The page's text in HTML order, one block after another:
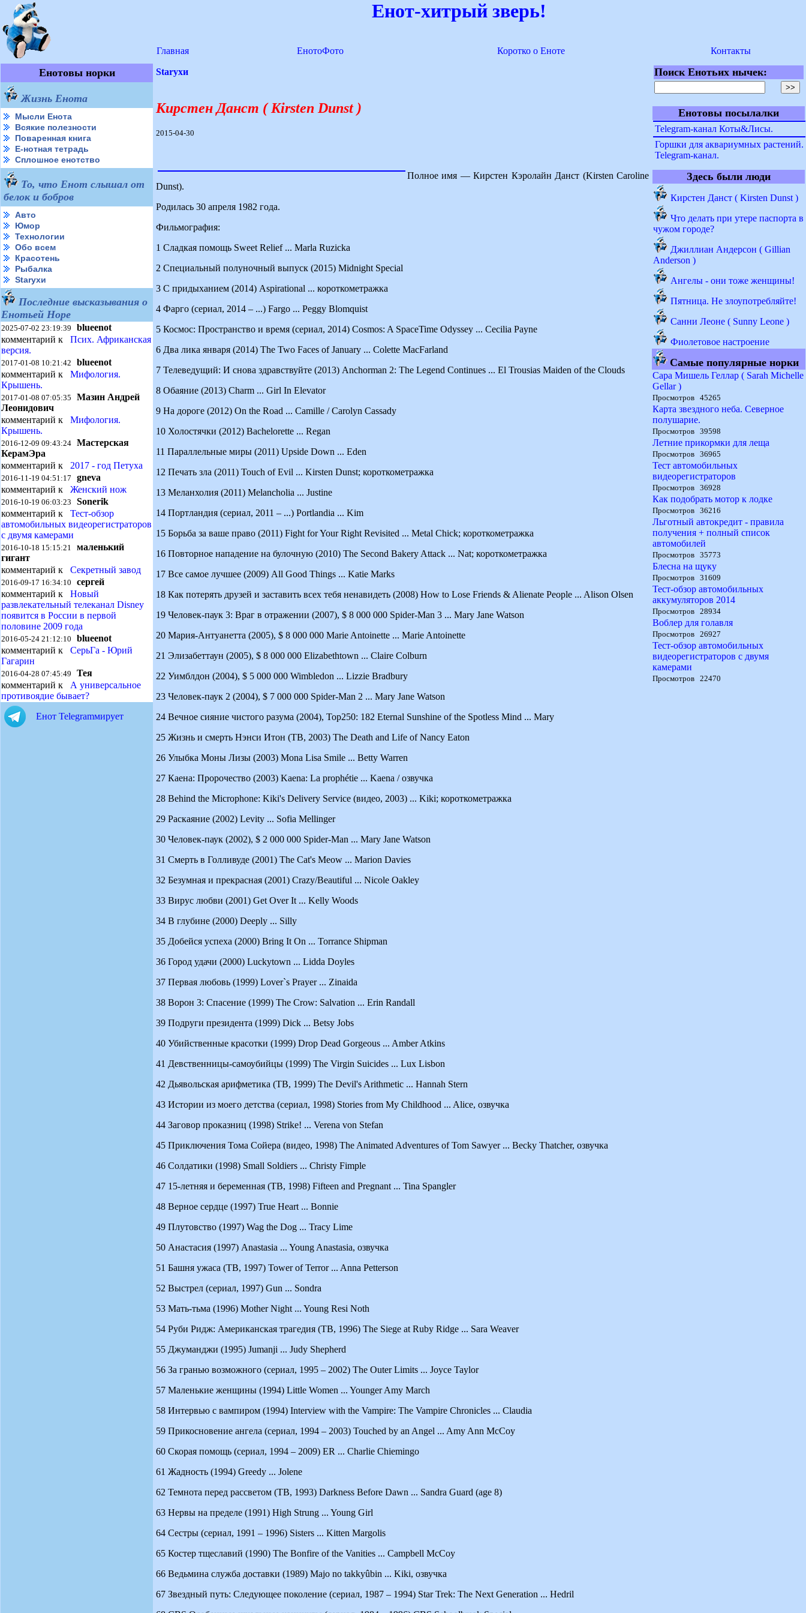
Енот-хитрый зверь!
Главная ЕнотоФото Коротко о Еноте Контакты
Енотовы норки
Жизнь Енота
Мысли Енота
Всякие полезности
Поваренная книга
Е-нотная тетрадь
Сплошное енотство
То, что Енот слышал от
белок и бобров
Авто
Юмор
Технологии
Обо всем
Красотень
Рыбалка
Starухи
Последние высказывания о
Енотьей Норе
2025-07-02 23:19:39 blueenot
комментарий к Псих. Африканская
версия.
2017-01-08 10:21:42 blueenot
комментарий к Мифология.
Крышень.
2017-01-08 07:05:35 Мазин Андрей
Леонидович
комментарий к Мифология.
Крышень.
2016-12-09 09:43:24 Мастерская
КерамЭра
комментарий к 2017 - год Петуха
2016-11-19 04:51:17 gneva
комментарий к Женский нож
2016-10-19 06:03:23 Sonerik
комментарий к Тест-обзор
автомобильных видеорегистраторов
с двумя камерами
2016-10-18 15:15:21 маленький
гигант
комментарий к Секретный завод
2016-09-17 16:34:10 сергей
комментарий к Новый
развлекательный телеканал Disney
появится в России в первой
половине 2009 года
2016-05-24 21:12:10 blueenot
комментарий к СерьГа - Юрий
Гагарин
2016-04-28 07:45:49 Тея
комментарий к А универсальное
противоядие бывает?
Енот Telegramмирует
Starухи
Кирстен Данст ( Kirsten Dunst )
2015-04-30
Полное имя — Кирстен Кэролайн Данст (Kirsten Caroline
Dunst).
Родилась 30 апреля 1982 года.
Фильмография:
1 Сладкая помощь Sweet Relief ... Marla Ruzicka
2 Специальный полуночный выпуск (2015) Midnight Special
3 С придыханием (2014) Aspirational ... короткометражка
4 Фарго (сериал, 2014 – ...) Fargo ... Peggy Blomquist
5 Космос: Пространство и время (сериал, 2014) Cosmos: A SpaceTime Odyssey ... Cecilia Payne
6 Два лика января (2014) The Two Faces of January ... Colette MacFarland
7 Телеведущий: И снова здравствуйте (2013) Anchorman 2: The Legend Continues ... El Trousias Maiden of the Clouds
8 Обаяние (2013) Charm ... Girl In Elevator
9 На дороге (2012) On the Road ... Camille / Carolyn Cassady
10 Холостячки (2012) Bachelorette ... Regan
11 Параллельные миры (2011) Upside Down ... Eden
12 Печать зла (2011) Touch of Evil ... Kirsten Dunst; короткометражка
13 Меланхолия (2011) Melancholia ... Justine
14 Портландия (сериал, 2011 – ...) Portlandia ... Kim
15 Борьба за ваше право (2011) Fight for Your Right Revisited ... Metal Chick; короткометражка
16 Повторное нападение на булочную (2010) The Second Bakery Attack ... Nat; короткометражка
17 Все самое лучшее (2009) All Good Things ... Katie Marks
18 Как потерять друзей и заставить всех тебя ненавидеть (2008) How to Lose Friends & Alienate People ... Alison Olsen
19 Человек-паук 3: Враг в отражении (2007), $ 8 000 000 Spider-Man 3 ... Mary Jane Watson
20 Мария-Антуанетта (2005), $ 8 000 000 Marie Antoinette ... Marie Antoinette
21 Элизабеттаун (2005), $ 8 000 000 Elizabethtown ... Claire Colburn
22 Уимблдон (2004), $ 5 000 000 Wimbledon ... Lizzie Bradbury
23 Человек-паук 2 (2004), $ 7 000 000 Spider-Man 2 ... Mary Jane Watson
24 Вечное сияние чистого разума (2004), Top250: 182 Eternal Sunshine of the Spotless Mind ... Mary
25 Жизнь и смерть Нэнси Итон (ТВ, 2003) The Death and Life of Nancy Eaton
26 Улыбка Моны Лизы (2003) Mona Lisa Smile ... Betty Warren
27 Каена: Пророчество (2003) Kaena: La prophétie ... Kaena / озвучка
28 Behind the Microphone: Kiki's Delivery Service (видео, 2003) ... Kiki; короткометражка
29 Раскаяние (2002) Levity ... Sofia Mellinger
30 Человек-паук (2002), $ 2 000 000 Spider-Man ... Mary Jane Watson
31 Смерть в Голливуде (2001) The Cat's Meow ... Marion Davies
32 Безумная и прекрасная (2001) Crazy/Beautiful ... Nicole Oakley
33 Вирус любви (2001) Get Over It ... Kelly Woods
34 В глубине (2000) Deeply ... Silly
35 Добейся успеха (2000) Bring It On ... Torrance Shipman
36 Город удачи (2000) Luckytown ... Lidda Doyles
37 Первая любовь (1999) Lover`s Prayer ... Zinaida
38 Ворон 3: Спасение (1999) The Crow: Salvation ... Erin Randall
39 Подруги президента (1999) Dick ... Betsy Jobs
40 Убийственные красотки (1999) Drop Dead Gorgeous ... Amber Atkins
41 Девственницы-самоубийцы (1999) The Virgin Suicides ... Lux Lisbon
42 Дьявольская арифметика (ТВ, 1999) The Devil's Arithmetic ... Hannah Stern
43 Истории из моего детства (сериал, 1998) Stories from My Childhood ... Alice, озвучка
44 Заговор проказниц (1998) Strike! ... Verena von Stefan
45 Приключения Тома Сойера (видео, 1998) The Animated Adventures of Tom Sawyer ... Becky Thatcher, озвучка
46 Солдатики (1998) Small Soldiers ... Christy Fimple
47 15-летняя и беременная (ТВ, 1998) Fifteen and Pregnant ... Tina Spangler
48 Верное сердце (1997) True Heart ... Bonnie
49 Плутовство (1997) Wag the Dog ... Tracy Lime
50 Анастасия (1997) Anastasia ... Young Anastasia, озвучка
51 Башня ужаса (ТВ, 1997) Tower of Terror ... Anna Petterson
52 Выстрел (сериал, 1997) Gun ... Sondra
53 Мать-тьма (1996) Mother Night ... Young Resi Noth
54 Руби Ридж: Американская трагедия (ТВ, 1996) The Siege at Ruby Ridge ... Sara Weaver
55 Джуманджи (1995) Jumanji ... Judy Shepherd
56 За гранью возможного (сериал, 1995 – 2002) The Outer Limits ... Joyce Taylor
57 Маленькие женщины (1994) Little Women ... Younger Amy March
58 Интервью с вампиром (1994) Interview with the Vampire: The Vampire Chronicles ... Claudia
59 Прикосновение ангела (сериал, 1994 – 2003) Touched by an Angel ... Amy Ann McCoy
60 Скорая помощь (сериал, 1994 – 2009) ER ... Charlie Chiemingo
61 Жадность (1994) Greedy ... Jolene
62 Темнота перед рассветом (ТВ, 1993) Darkness Before Dawn ... Sandra Guard (age 8)
63 Нервы на пределе (1991) High Strung ... Young Girl
64 Сестры (сериал, 1991 – 1996) Sisters ... Kitten Margolis
65 Костер тщеславий (1990) The Bonfire of the Vanities ... Campbell McCoy
66 Ведьмина служба доставки (1989) Majo no takkyûbin ... Kiki, озвучка
67 Звездный путь: Следующее поколение (сериал, 1987 – 1994) Star Trek: The Next Generation ... Hedril
Поиск Енотьих нычек:
Енотовы посылалки
Telegram-канал Коты&Лисы.
Горшки для аквариумных растений.
Telegram-канал.
Здесь были люди
Кирстен Данст ( Kirsten Dunst )
Что делать при утере паспорта в
чужом городе?
Джиллиан Андерсон ( Gillian
Anderson )
Ангелы - они тоже женщины!
Пятница. Не злоупотребляйте!
Санни Леоне ( Sunny Leone )
Фиолетовое настроение
Самые популярные норки
Сара Мишель Геллар ( Sarah Michelle
Gellar )
Просмотров 45265
Карта звездного неба. Северное
полушарие.
Просмотров 39598
Летние прикормки для леща
Просмотров 36965
Тест автомобильных
видеорегистраторов
Просмотров 36928
Как подобрать мотор к лодке
Просмотров 36216
Льготный автокредит - правила
получения + полный список
автомобилей
Просмотров 35773
Блесна на щуку
Просмотров 31609
Тест-обзор автомобильных
аккумуляторов 2014
Просмотров 28934
Воблер для голавля
Просмотров 26927
Тест-обзор автомобильных
видеорегистраторов с двумя
камерами
Просмотров 22470